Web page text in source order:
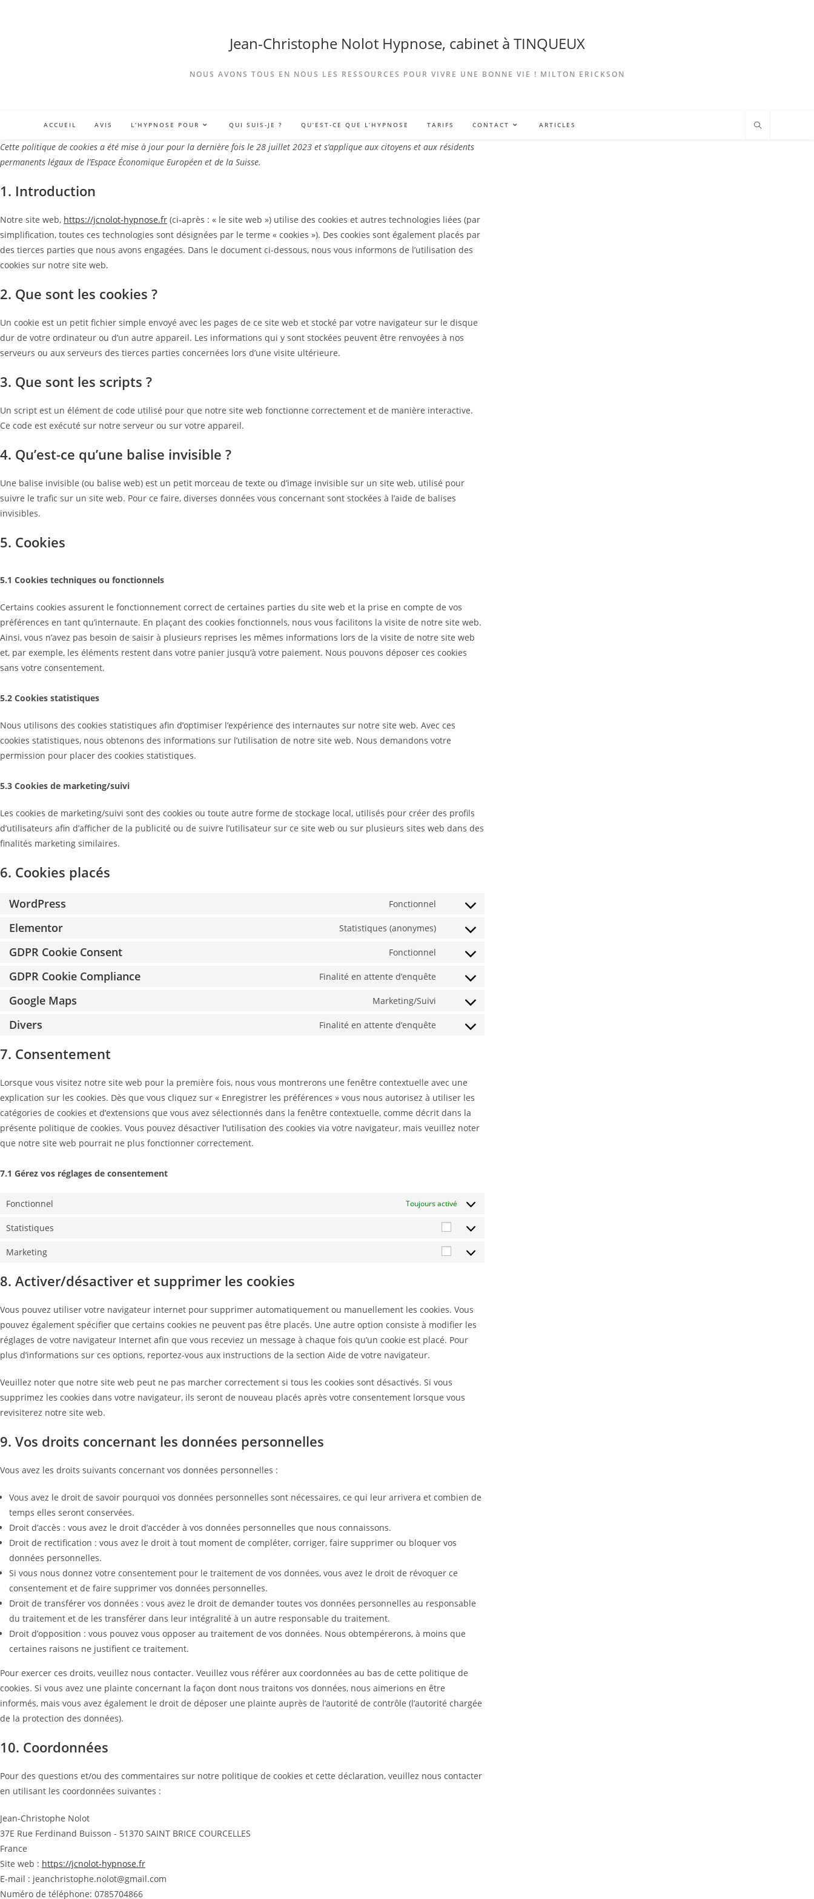
Jean-Christophe Nolot Hypnose, cabinet à TINQUEUX
NOUS AVONS TOUS EN NOUS LES RESSOURCES POUR VIVRE UNE BONNE VIE ! MILTON ERICKSON
ACCUEIL AVIS L’HYPNOSE POUR QUI SUIS-JE ? QU’EST-CE QUE L’HYPNOSE TARIFS CONTACT ARTICLES
Cette politique de cookies a été mise à jour pour la dernière fois le 28 juillet 2023 et s’applique aux citoyens et aux résidents
permanents légaux de l’Espace Économique Européen et de la Suisse.
1. Introduction
Notre site web, https://jcnolot-hypnose.fr (ci-après : « le site web ») utilise des cookies et autres technologies liées (par
simplification, toutes ces technologies sont désignées par le terme « cookies »). Des cookies sont également placés par
des tierces parties que nous avons engagées. Dans le document ci-dessous, nous vous informons de l’utilisation des
cookies sur notre site web.
2. Que sont les cookies ?
Un cookie est un petit fichier simple envoyé avec les pages de ce site web et stocké par votre navigateur sur le disque
dur de votre ordinateur ou d’un autre appareil. Les informations qui y sont stockées peuvent être renvoyées à nos
serveurs ou aux serveurs des tierces parties concernées lors d’une visite ultérieure.
3. Que sont les scripts ?
Un script est un élément de code utilisé pour que notre site web fonctionne correctement et de manière interactive.
Ce code est exécuté sur notre serveur ou sur votre appareil.
4. Qu’est-ce qu’une balise invisible ?
Une balise invisible (ou balise web) est un petit morceau de texte ou d’image invisible sur un site web, utilisé pour
suivre le trafic sur un site web. Pour ce faire, diverses données vous concernant sont stockées à l’aide de balises
invisibles.
5. Cookies
5.1 Cookies techniques ou fonctionnels
Certains cookies assurent le fonctionnement correct de certaines parties du site web et la prise en compte de vos
préférences en tant qu’internaute. En plaçant des cookies fonctionnels, nous vous facilitons la visite de notre site web.
Ainsi, vous n’avez pas besoin de saisir à plusieurs reprises les mêmes informations lors de la visite de notre site web
et, par exemple, les éléments restent dans votre panier jusqu’à votre paiement. Nous pouvons déposer ces cookies
sans votre consentement.
5.2 Cookies statistiques
Nous utilisons des cookies statistiques afin d’optimiser l’expérience des internautes sur notre site web. Avec ces
cookies statistiques, nous obtenons des informations sur l’utilisation de notre site web. Nous demandons votre
permission pour placer des cookies statistiques.
5.3 Cookies de marketing/suivi
Les cookies de marketing/suivi sont des cookies ou toute autre forme de stockage local, utilisés pour créer des profils
d’utilisateurs afin d’afficher de la publicité ou de suivre l’utilisateur sur ce site web ou sur plusieurs sites web dans des
finalités marketing similaires.
6. Cookies placés
WordPress Fonctionnel
Elementor Statistiques (anonymes)
GDPR Cookie Consent Fonctionnel
GDPR Cookie Compliance Finalité en attente d’enquête
Google Maps Marketing/Suivi
Divers Finalité en attente d’enquête
7. Consentement
Lorsque vous visitez notre site web pour la première fois, nous vous montrerons une fenêtre contextuelle avec une
explication sur les cookies. Dès que vous cliquez sur « Enregistrer les préférences » vous nous autorisez à utiliser les
catégories de cookies et d’extensions que vous avez sélectionnés dans la fenêtre contextuelle, comme décrit dans la
présente politique de cookies. Vous pouvez désactiver l’utilisation des cookies via votre navigateur, mais veuillez noter
que notre site web pourrait ne plus fonctionner correctement.
7.1 Gérez vos réglages de consentement
Fonctionnel Toujours activé
Statistiques
Marketing
8. Activer/désactiver et supprimer les cookies
Vous pouvez utiliser votre navigateur internet pour supprimer automatiquement ou manuellement les cookies. Vous
pouvez également spécifier que certains cookies ne peuvent pas être placés. Une autre option consiste à modifier les
réglages de votre navigateur Internet afin que vous receviez un message à chaque fois qu’un cookie est placé. Pour
plus d’informations sur ces options, reportez-vous aux instructions de la section Aide de votre navigateur.
Veuillez noter que notre site web peut ne pas marcher correctement si tous les cookies sont désactivés. Si vous
supprimez les cookies dans votre navigateur, ils seront de nouveau placés après votre consentement lorsque vous
revisiterez notre site web.
9. Vos droits concernant les données personnelles
Vous avez les droits suivants concernant vos données personnelles :
Vous avez le droit de savoir pourquoi vos données personnelles sont nécessaires, ce qui leur arrivera et combien de
temps elles seront conservées.
Droit d’accès : vous avez le droit d’accéder à vos données personnelles que nous connaissons.
Droit de rectification : vous avez le droit à tout moment de compléter, corriger, faire supprimer ou bloquer vos
données personnelles.
Si vous nous donnez votre consentement pour le traitement de vos données, vous avez le droit de révoquer ce
consentement et de faire supprimer vos données personnelles.
Droit de transférer vos données : vous avez le droit de demander toutes vos données personnelles au responsable
du traitement et de les transférer dans leur intégralité à un autre responsable du traitement.
Droit d’opposition : vous pouvez vous opposer au traitement de vos données. Nous obtempérerons, à moins que
certaines raisons ne justifient ce traitement.
Pour exercer ces droits, veuillez nous contacter. Veuillez vous référer aux coordonnées au bas de cette politique de
cookies. Si vous avez une plainte concernant la façon dont nous traitons vos données, nous aimerions en être
informés, mais vous avez également le droit de déposer une plainte auprès de l’autorité de contrôle (l’autorité chargée
de la protection des données).
10. Coordonnées
Pour des questions et/ou des commentaires sur notre politique de cookies et cette déclaration, veuillez nous contacter
en utilisant les coordonnées suivantes :
Jean-Christophe Nolot
37E Rue Ferdinand Buisson - 51370 SAINT BRICE COURCELLES
France
Site web : https://jcnolot-hypnose.fr
E-mail : jeanchristophe.nolot@gmail.com
Numéro de téléphone: 0785704866